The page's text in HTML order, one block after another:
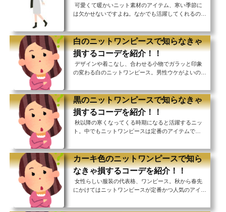
可愛くて暖かいニット素材のアイテム、寒い季節に
は欠かせないですよね。なかでも活躍してくれるの
み合わせを考える必要がないので、手早くパッとおし
ゃれにきめたいときにとても便利です。 でも合わせ
る小物やアウターなどでがらりと雰囲気も変えること
ができるので、いろいろ試しながらコーディネートを
楽しみたいですね！ 今回ご紹介するのは着回し力抜
群のグレーのニットワンピース。 大人っぽくも可愛
白のニットワンピースで知らなきゃ
損するコーデを紹介！！
デザインや着こなし、合わせる小物でガラッと印象
の変わる白のニットワンピース。男性ウケがよいの
長く、真っ白なだけだとのっぺりしがちな白のワンピ
ースは、ケーブル編みなど表情のあるものを選んだ
り、♥ 小物使いで工夫したりするのが着こなしのポイ
ント。 真っ白はちょっと苦手という方はアイボリー
など優しい色合いの白を選んでみてもいいですね！カ
ジュアルにも上品にも可愛らしくも着こなすことので
デ...
黒のニットワンピースで知らなきゃ
損するコーデを紹介！！
秋以降の寒くなってくる時期になると活躍するニッ
ト。中でもニットワンピースは定番のアイテムで
が、着る人を選ばず、万人に似合うのが黒のニットワ
ンピースです。 誰にでも似合って、どんなアウター
や小物とも合わせやすい黒のニットワンピースは1着
あれば重宝すること間違いなし！ みんなが持ってい
るアイテムだからこそ、デザインや着こなしで他の人
と差をつけたいところ。 カジュアルからフォーマル
につ...
カーキ色のニットワンピースで知ら
なきゃ損するコーデを紹介！！
女性らしい服装の代表格、ワンピース。秋から春先
にかけてはニットワンピースが定番かつ人気のアイテ
ぎる雰囲気にはしたくない、大人っぽく着こなしたい